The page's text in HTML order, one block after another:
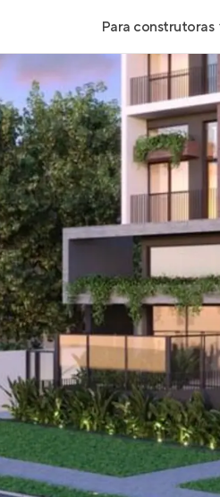
Para construtoras
Geração de
Geração de
Geração de
Maiores
Parcerias
Anunciar